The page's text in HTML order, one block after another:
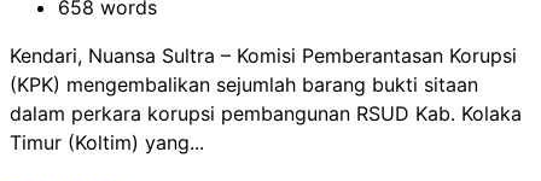
658 words
Kendari, Nuansa Sultra – Komisi Pemberantasan Korupsi
(KPK) mengembalikan sejumlah barang bukti sitaan
dalam perkara korupsi pembangunan RSUD Kab. Kolaka
Timur (Koltim) yang...